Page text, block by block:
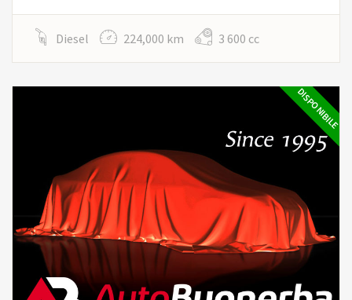
Diesel 224,000 km 3 600 cc
DISPONIBILE